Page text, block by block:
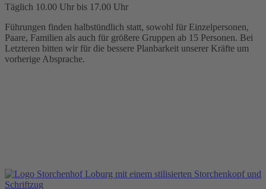
Täglich 10.00 Uhr bis 17.00 Uhr
Führungen finden halbstündlich statt, sowohl für Einzelpersonen,
Paare, Familien als auch für größere Gruppen ab 15 Personen. Bei
Letzteren bitten wir für die bessere Planbarkeit unserer Kräfte um
vorherige Absprache.